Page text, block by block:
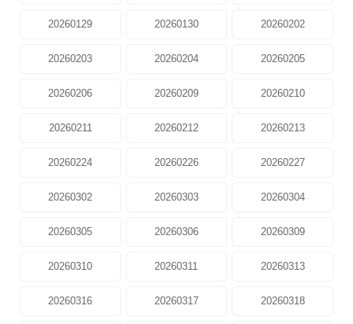
20260129 20260130 20260202
20260203 20260204 20260205
20260206 20260209 20260210
20260211 20260212 20260213
20260224 20260226 20260227
20260302 20260303 20260304
20260305 20260306 20260309
20260310 20260311 20260313
20260316 20260317 20260318